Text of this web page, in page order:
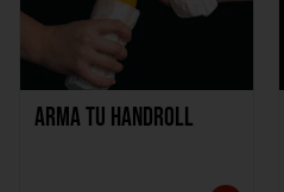
Arma tu handroll